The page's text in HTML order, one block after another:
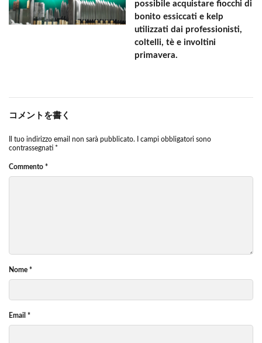
possibile acquistare fiocchi di
bonito essiccati e kelp
utilizzati dai professionisti,
coltelli, tè e involtini
primavera.
コメントを書く
Il tuo indirizzo email non sarà pubblicato.
I campi obbligatori sono
contrassegnati *
Commento *
Nome *
Email *